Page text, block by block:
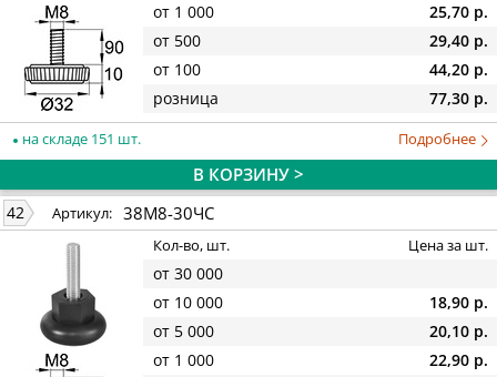
от 1 000
25,70 р.
от 500
29,40 р.
от 100
44,20 р.
розница
77,30 р.
на складе 151 шт. Подробнее
В КОРЗИНУ >
42 Артикул: 38М8-30ЧС
Кол-во, шт. Цена за шт.
от 30 000
от 10 000
18,90 р.
от 5 000
20,10 р.
от 1 000
22,90 р.